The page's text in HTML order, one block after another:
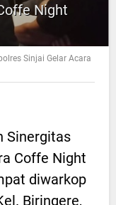
Night
Sinjai Gelar Acara
Sinergitas
Coffe Night
diwarkop
Biringere,